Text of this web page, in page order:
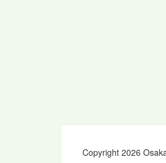
Copyright 2026